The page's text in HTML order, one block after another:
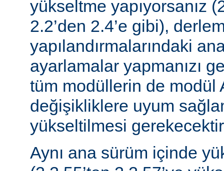
yükseltme yapıyorsanız
2.2’den 2.4’e gibi),
yapılandırmalarındaki
ayarlamalar yapmanızı
tüm modüllerin de modül
değişikliklere uyum
yükseltilmesi
Aynı ana sürüm içinde